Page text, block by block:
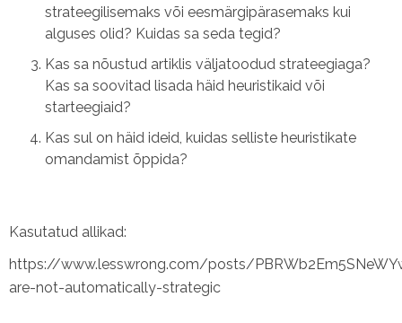
strateegilisemaks või eesmärgipärasemaks kui
alguses olid? Kuidas sa seda tegid?
Kas sa nõustud artiklis väljatoodud strateegiaga?
Kas sa soovitad lisada häid heuristikaid või
starteegiaid?
Kas sul on häid ideid, kuidas selliste heuristikate
omandamist õppida?
Kasutatud allikad:
https://www.lesswrong.com/posts/
are-not-automatically-strategic